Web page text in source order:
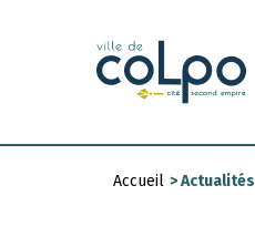
Accueil >Actualités